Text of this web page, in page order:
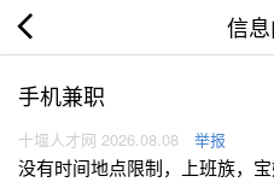
信
手机兼职
十堰人才网 2026.08.08 举报
没有时间地点限制，上班族，